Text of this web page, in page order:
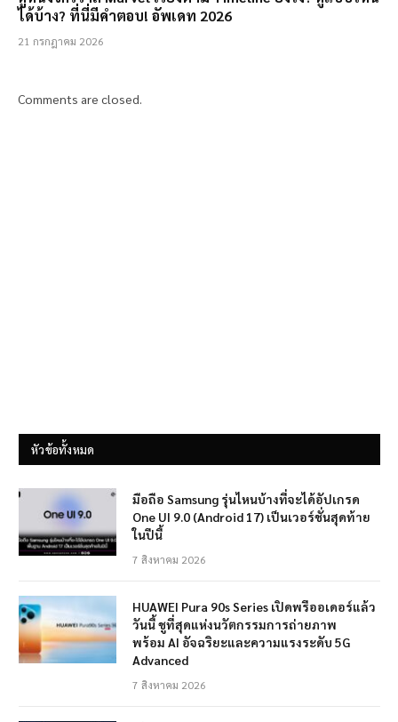
ได้บ้าง? ที่นี่มีคำตอบ! อัพเดท 2026
21 กรกฎาคม 2026
Comments are closed.
หัวข้อทั้งหมด
มือถือ Samsung รุ่นไหนบ้างที่จะได้อัปเกรด
One UI 9.0 (Android 17) เป็นเวอร์ชั่นสุดท้าย
ในปีนี้
7 สิงหาคม 2026
HUAWEI Pura 90s Series เปิดพรีออเดอร์แล้ว
วันนี้ ชูที่สุดแห่งนวัตกรรมการถ่ายภาพ
พร้อม AI อัจฉริยะและความแรงระดับ 5G
Advanced
7 สิงหาคม 2026